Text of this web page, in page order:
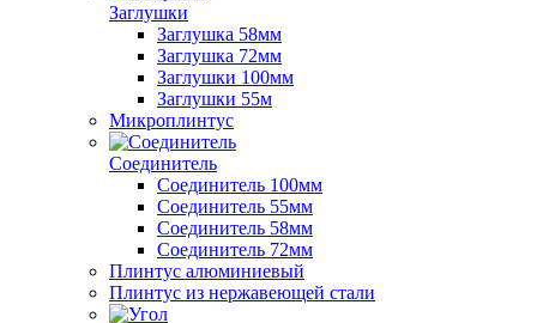
Заглушки
Заглушка 58мм
Заглушка 72мм
Заглушки 100мм
Заглушки 55м
Микроплинтус
Соединитель
Соединитель 100мм
Соединитель 55мм
Соединитель 58мм
Соединитель 72мм
Плинтус алюминиевый
Плинтус из нержавеющей стали